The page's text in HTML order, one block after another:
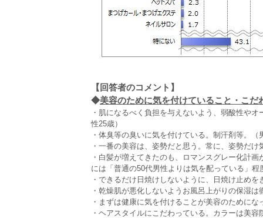
【回答者のコメント】
◆美容のために気を付けていること・こだ
・肌になるべく負担を与えないよう、弱酸性や
性25歳）
・体臭等の臭いに気を付けている。制汗剤等。（
・一番の美容は、姿勢だと思う。常に、姿勢だ
・白髪が増えてきたのも、ロマンスグレー化計
には「普通の50代男性よりは気を配っている」程
・できるだけ日焼けしないように、日焼け止め
・乾燥肌が悪化しないようお風呂上がりの保湿
・まずは健康に気を付けることが美容のために
・ヘアスタイルにこだわっている。カラーは美